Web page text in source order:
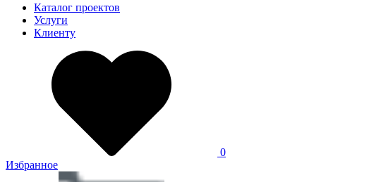
Каталог проектов
Услуги
Клиенту
0
Избранное